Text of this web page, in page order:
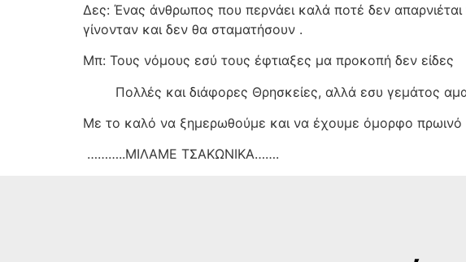
Δες: Ένας άνθρωπος που περνάει καλά ποτέ δεν
γίνονταν και δεν θα σταματήσουν .
Μπ: Τους νόμους εσύ τους έφτιαξες μα προκοπή δεν είδες
Πολλές και διάφορες Θρησκείες, αλλά εσυ γεμάτος
Με το καλό να ξημερωθούμε και να έχουμε όμορφο πρωινό
………..ΜΙΛΑΜΕ ΤΣΑΚΩΝΙΚΑ…….